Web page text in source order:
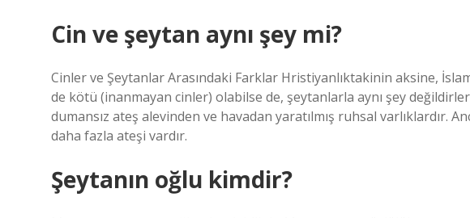
Cin ve şeytan aynı şey mi?
Cinler ve Şeytanlar Arasındaki Farklar Hristiyanlıktakinin aksine,
de kötü (inanmayan cinler) olabilse de, şeytanlarla aynı şey
dumansız ateş alevinden ve havadan yaratılmış ruhsal varlıklardır.
daha fazla ateşi vardır.
Şeytanın oğlu kimdir?